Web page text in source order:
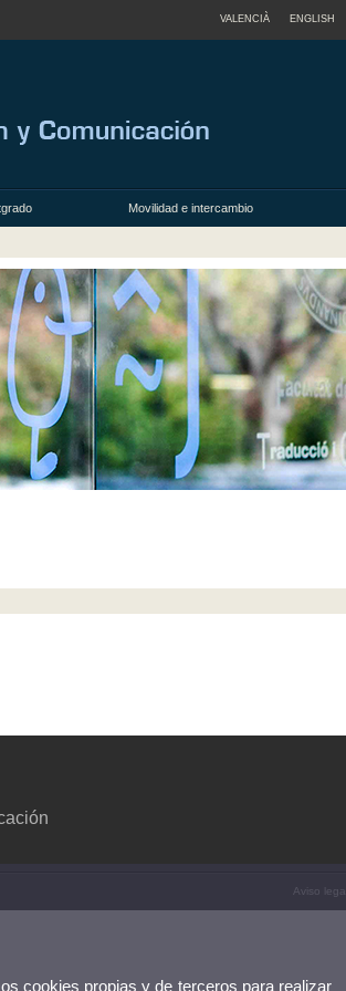
VALENCIÀ ENGLISH
Movilidad e intercambio
Aviso legal
cookies propias y de terceros para realizar